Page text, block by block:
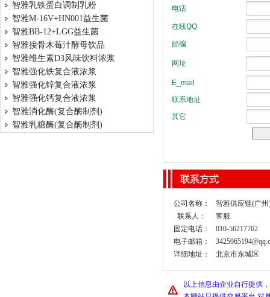
智雅乳铁蛋白调制乳粉
智雅M-16V+HN001益生菌
智雅BB-12+LGG益生菌
智雅接骨木莓汁酵母饮品
智雅维生素D3风味饮料浓浆
智雅强化铁复合液浓浆
智雅强化锌复合液浓浆
智雅强化钙复合液浓浆
智雅消化酶(复合酶制剂)
智雅乳糖酶(复合酶制剂)
公司名称：
智雅供应链(广
联系人：
客服
固定电话：
010-56217762
电子邮箱：
详细地址：
北京市东城区
以上信息由企业自行提供